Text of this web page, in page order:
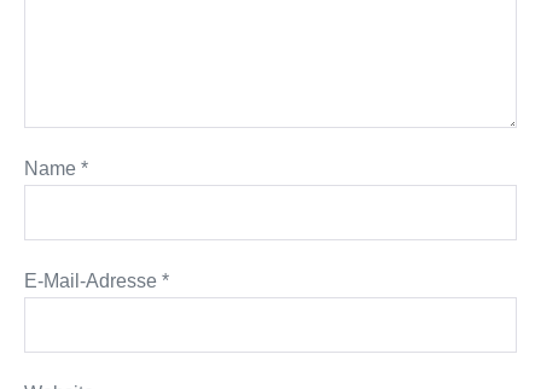
Name *
E-Mail-Adresse *